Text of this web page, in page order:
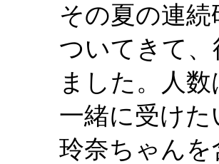
その夏の連
ついてきて
ました。人
一緒に受け
玲奈ちゃん